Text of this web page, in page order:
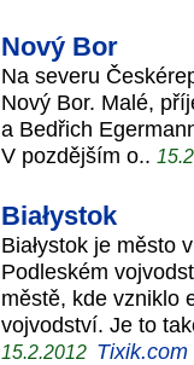
Nový Bor
Na severu
Nový Bor. Malé,
a Bedřich
V pozdějším o..
Białystok
Białystok je město
Podleském
městě, kde vzniklo
vojvodství. Je to
15.2.2012